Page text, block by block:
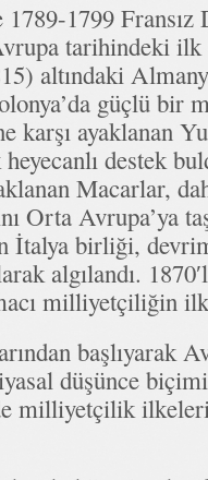
1799 Fransız
tarihindeki
altındaki
güçlü bir
karşı ayaklanan
destek
Macarlar,
Orta Avrupa’ya
İtalya birliği,
algılandı.
milliyetçiliğin
başlıyarak
düşünce
milliyetçilik